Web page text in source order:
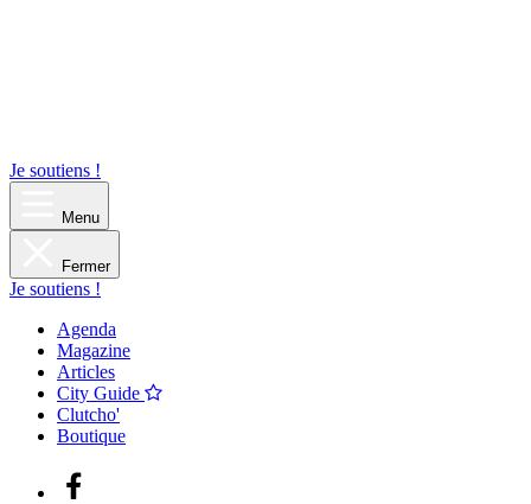
Je soutiens !
Menu
Fermer
Je soutiens !
Agenda
Magazine
Articles
City Guide
Clutcho'
Boutique